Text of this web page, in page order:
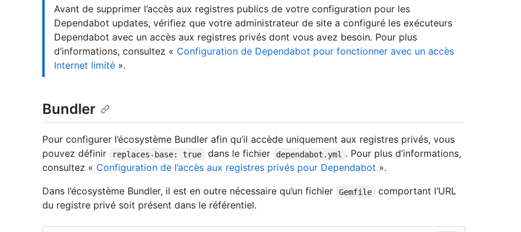
Avant de supprimer l’accès aux registres publics de votre configuration pour les
Dependabot updates, vérifiez que votre administrateur de site a configuré les exécuteurs
Dependabot avec un accès aux registres privés dont vous avez besoin. Pour plus
d’informations, consultez « Configuration de Dependabot pour fonctionner avec un accès
Internet limité ».
Bundler
Pour configurer l’écosystème Bundler afin qu’il accède uniquement aux registres privés, vous
pouvez définir
replaces-base: true dans le fichier dependabot.yml
. Pour plus d’informations,
consultez « Configuration de l’accès aux registres privés pour Dependabot ».
Dans l’écosystème Bundler, il est en outre nécessaire qu’un fichier
Gemfile
comportant l’URL
du registre privé soit présent dans le référentiel.